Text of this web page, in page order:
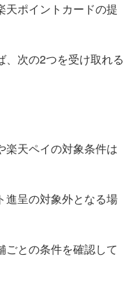
天ポイントカードの提
、次の2つを受け取れる
楽天ペイの対象条件は
進呈の対象外となる場
ごとの条件を確認して